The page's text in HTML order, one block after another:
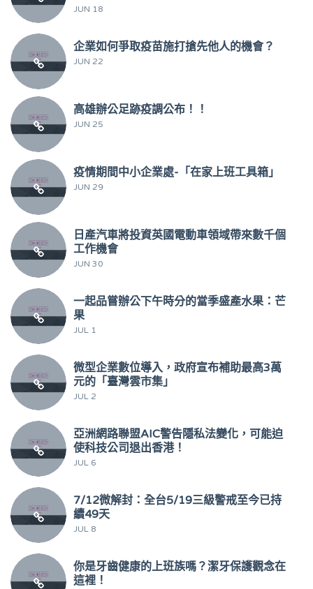
JUN 18
企業如何爭取疫苗施打搶先他人的機會？
JUN 22
高雄辦公足跡疫調公布！！
JUN 25
疫情期間中小企業處-「在家上班工具箱」
JUN 29
日產汽車將投資英國電動車領域帶來數千個
工作機會
JUN 30
一起品嘗辦公下午時分的當季盛產水果：芒
果
JUL 1
微型企業數位導入，政府宣布補助最高3萬
元的「臺灣雲市集」
JUL 2
亞洲網路聯盟AIC警告隱私法變化，可能迫
使科技公司退出香港！
JUL 6
7/12微解封：全台5/19三級警戒至今已持
續49天
JUL 8
你是牙齒健康的上班族嗎？潔牙保護觀念在
這裡！